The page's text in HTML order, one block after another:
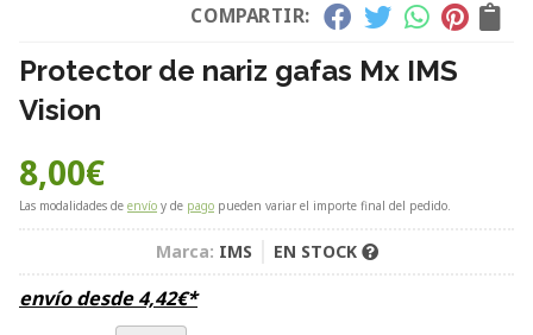
COMPARTIR:
Protector de nariz gafas Mx IMS
Vision
8,00€
Las modalidades de envío y de pago pueden variar el importe final del pedido.
Marca: IMS EN STOCK
envío desde4,42€*